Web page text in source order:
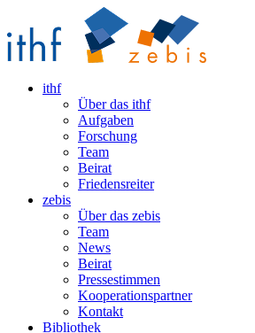
ithf
Über das ithf
Aufgaben
Forschung
Team
Beirat
Friedensreiter
zebis
Über das zebis
Team
News
Beirat
Pressestimmen
Kooperationspartner
Kontakt
Bibliothek